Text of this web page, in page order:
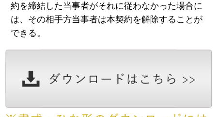
約を締結した当事者がそれに従わなかった場合に
は、その相手方当事者は本契約を解除することが
できる。